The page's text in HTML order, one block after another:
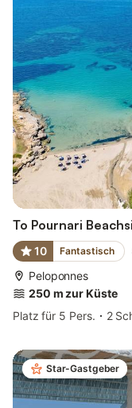
To Pournari
10 Fantastisch
Peloponnes
250 m zur Küste
Platz für 5 Pers.
2
Star-Gastgeber